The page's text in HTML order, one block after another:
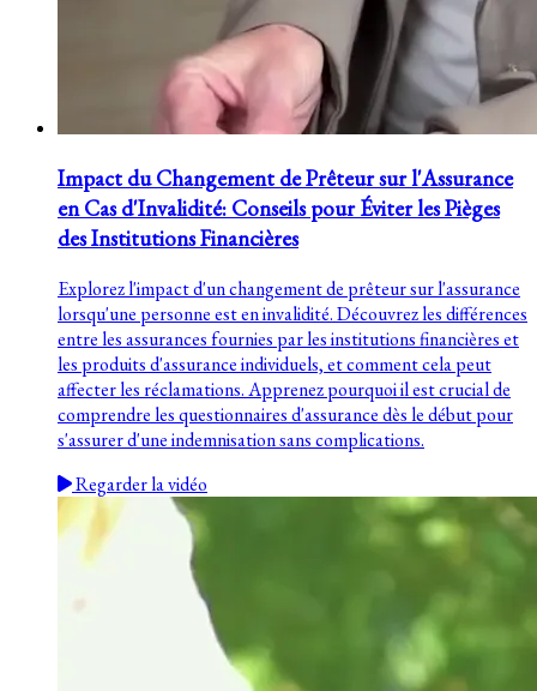
Impact du Changement de Prêteur sur l'Assurance
en Cas d'Invalidité: Conseils pour Éviter les Pièges
des Institutions Financières
Explorez l'impact d'un changement de prêteur sur l'assurance
lorsqu'une personne est en invalidité. Découvrez les différences
entre les assurances fournies par les institutions financières et
les produits d'assurance individuels, et comment cela peut
affecter les réclamations. Apprenez pourquoi il est crucial de
comprendre les questionnaires d'assurance dès le début pour
s'assurer d'une indemnisation sans complications.
Regarder la vidéo